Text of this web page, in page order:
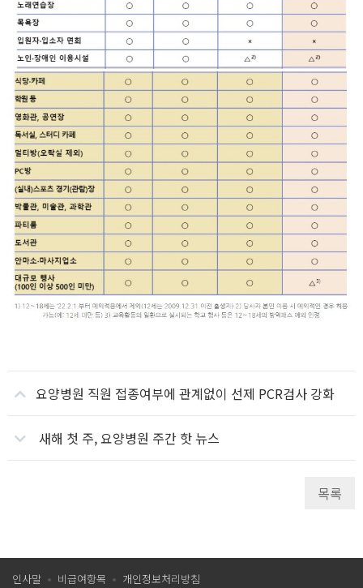
요양병원 직원 접종여부에 관계없이 선제 PCR검사 강화
새해 첫 주, 요양병원 주간 핫 뉴스
목록
인사말 비급여항목 개인정보처리방침